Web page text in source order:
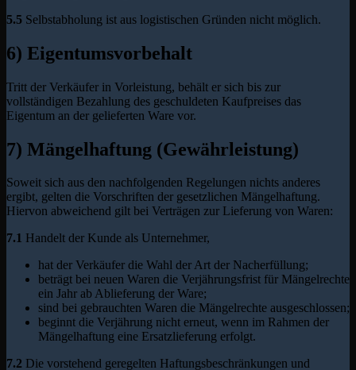
5.5 Selbstabholung ist aus logistischen Gründen nicht möglich.
6) Eigentumsvorbehalt
Tritt der Verkäufer in Vorleistung, behält er sich bis zur
vollständigen Bezahlung des geschuldeten Kaufpreises das
Eigentum an der gelieferten Ware vor.
7) Mängelhaftung (Gewährleistung)
Soweit sich aus den nachfolgenden Regelungen nichts anderes
ergibt, gelten die Vorschriften der gesetzlichen Mängelhaftung.
Hiervon abweichend gilt bei Verträgen zur Lieferung von Waren:
7.1 Handelt der Kunde als Unternehmer,
hat der Verkäufer die Wahl der Art der Nacherfüllung;
beträgt bei neuen Waren die Verjährungsfrist für Mängelrechte
ein Jahr ab Ablieferung der Ware;
sind bei gebrauchten Waren die Mängelrechte ausgeschlossen;
beginnt die Verjährung nicht erneut, wenn im Rahmen der
Mängelhaftung eine Ersatzlieferung erfolgt.
7.2 Die vorstehend geregelten Haftungsbeschränkungen und